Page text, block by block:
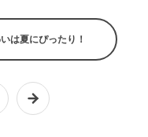
は夏にぴったり！